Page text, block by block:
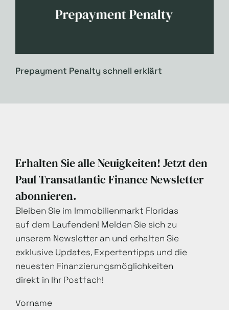
Prepayment Penalty schnell erklärt
Erhalten Sie alle Neuigkeiten! Jetzt den
Paul Transatlantic Finance Newsletter
abonnieren.
Bleiben Sie im Immobilienmarkt Floridas
auf dem Laufenden! Melden Sie sich zu
unserem Newsletter an und erhalten Sie
exklusive Updates, Expertentipps und die
neuesten Finanzierungsmöglichkeiten
direkt in Ihr Postfach!